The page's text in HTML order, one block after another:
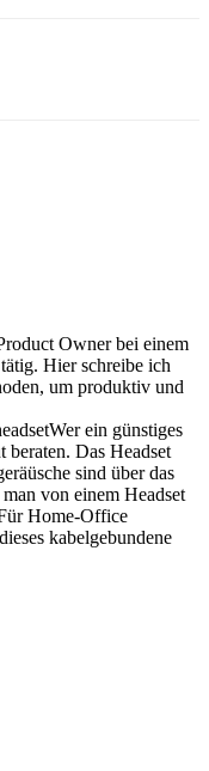
Owner bei einem
Hier schreibe ich
um produktiv und
Wer ein günstiges
Das Headset
sind über das
von einem Headset
Home-Office
kabelgebundene